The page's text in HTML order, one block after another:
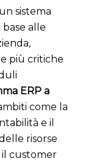
sistema
alle
più critiche
ERP a
come la
e il
risorse
il customer